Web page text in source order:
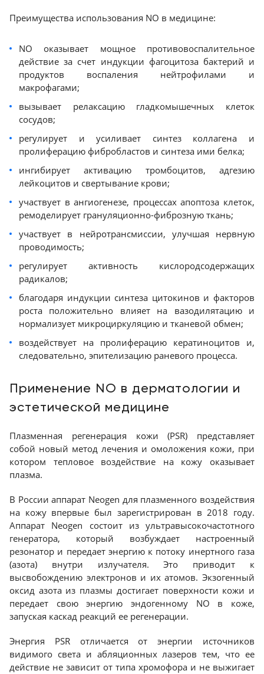
Преимущества использования NO в медицине:
NO оказывает мощное противовоспалительное
действие за счет индукции фагоцитоза бактерий и
продуктов воспаления нейтрофилами и
макрофагами;
вызывает релаксацию гладкомышечных клеток
сосудов;
регулирует и усиливает синтез коллагена и
пролиферацию фибробластов и синтеза ими белка;
ингибирует активацию тромбоцитов, адгезию
лейкоцитов и свертывание крови;
участвует в ангиогенезе, процессах апоптоза клеток,
ремоделирует грануляционно-фиброзную ткань;
участвует в нейротрансмиссии, улучшая нервную
проводимость;
регулирует активность кислородсодержащих
радикалов;
благодаря индукции синтеза цитокинов и факторов
роста положительно влияет на вазодилятацию и
нормализует микроциркуляцию и тканевой обмен;
воздействует на пролиферацию кератиноцитов и,
следовательно, эпителизацию раневого процесса.
Применение NO в дерматологии и
эстетической медицине
Плазменная регенерация кожи (PSR) представляет
собой новый метод лечения и омоложения кожи, при
котором тепловое воздействие на кожу оказывает
плазма.
В России аппарат Neogen для плазменного воздействия
на кожу впервые был зарегистрирован в 2018 году.
Аппарат Neogen состоит из ультравысокочастотного
генератора, который возбуждает настроенный
резонатор и передает энергию к потоку инертного газа
(азота) внутри излучателя. Это приводит к
высвобождению электронов и их атомов. Экзогенный
оксид азота из плазмы достигает поверхности кожи и
передает свою энергию эндогенному NO в коже,
запуская каскад реакций ее регенерации.
Энергия PSR отличается от энергии источников
видимого света и абляционных лазеров тем, что ее
действие не зависит от типа хромофора и не выжигает